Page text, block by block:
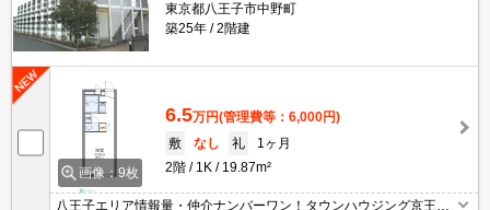
東京都八王子市中野町
築25年
2階建
画像：9枚
6.5万円(管理費等：6,000円)
敷
なし 礼
1ヶ月
2階
1K 19.87m²
八王子エリア情報量・仲介ナンバーワン！タウンハウジング京王八